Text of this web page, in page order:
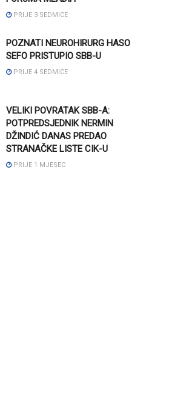
PRIJE 3 SEDMICE
POZNATI NEUROHIRURG HASO
SEFO PRISTUPIO SBB-U
PRIJE 4 SEDMICE
VELIKI POVRATAK SBB-A:
POTPREDSJEDNIK NERMIN
DŽINDIĆ DANAS PREDAO
STRANAČKE LISTE CIK-U
PRIJE 1 MJESEC